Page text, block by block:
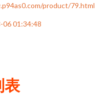
product/79.html
06 01:34:48
表